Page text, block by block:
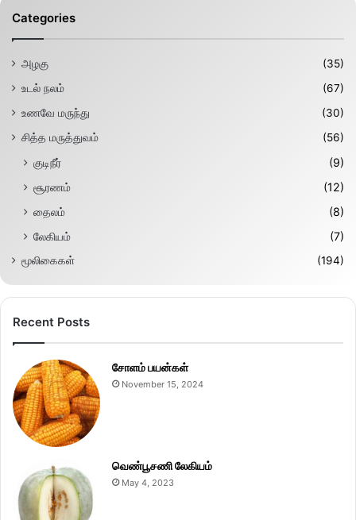
Categories
அழகு
(35)
உடல் நலம்
(67)
உணவே மருந்து
(30)
சித்த மருத்துவம்
(56)
குடிநீர்
(9)
சூரணம்
(12)
தைலம்
(8)
லேகியம்
(7)
மூலிகைகள் (194)
Recent Posts
சோளம் பயன்கள்
November 15, 2024
வெண்பூசணி லேகியம்
May 4, 2023